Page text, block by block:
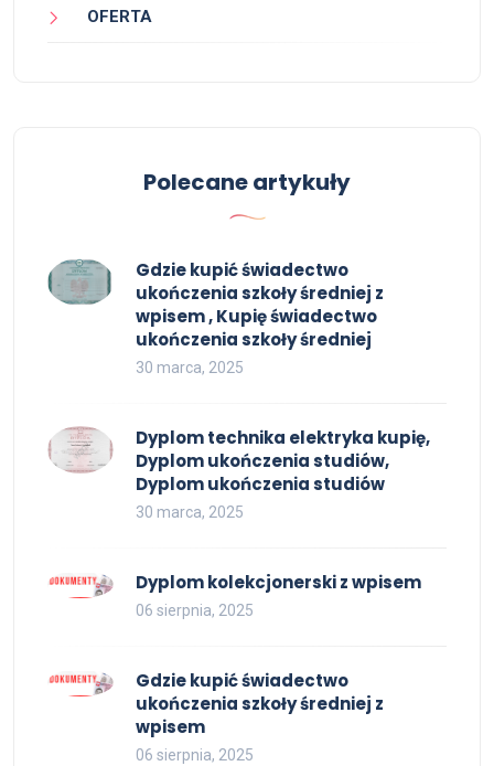
OFERTA
Polecane artykuły
Gdzie kupić świadectwo
ukończenia szkoły średniej z
wpisem , Kupię świadectwo
ukończenia szkoły średniej
30 marca, 2025
Dyplom technika elektryka kupię,
Dyplom ukończenia studiów,
Dyplom ukończenia studiów
30 marca, 2025
Dyplom kolekcjonerski z wpisem
06 sierpnia, 2025
Gdzie kupić świadectwo
ukończenia szkoły średniej z
wpisem
06 sierpnia, 2025